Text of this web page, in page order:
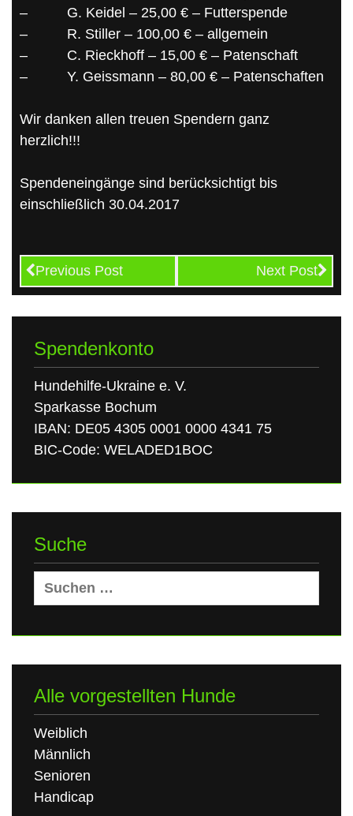
–
G. Keidel – 25,00 € – Futterspende
–
R. Stiller – 100,00 € – allgemein
–
C. Rieckhoff – 15,00 € – Patenschaft
–
Y. Geissmann – 80,00 € – Patenschaften
Wir danken allen treuen Spendern ganz
herzlich!!!
Spendeneingänge sind berücksichtigt bis
einschließlich 30.04.2017
Previous Post Next Post
Spendenkonto
Hundehilfe-Ukraine e. V.
Sparkasse Bochum
IBAN: DE05 4305 0001 0000 4341 75
BIC-Code: WELADED1BOC
Suche
Suchen
nach:
Alle vorgestellten Hunde
Weiblich
Männlich
Senioren
Handicap